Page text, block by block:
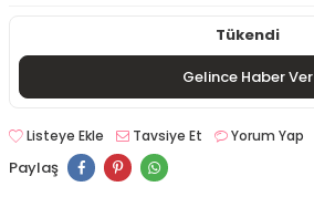
Tükendi
Gelince Haber Ver
Listeye Ekle Tavsiye Et Yorum Yap
Paylaş